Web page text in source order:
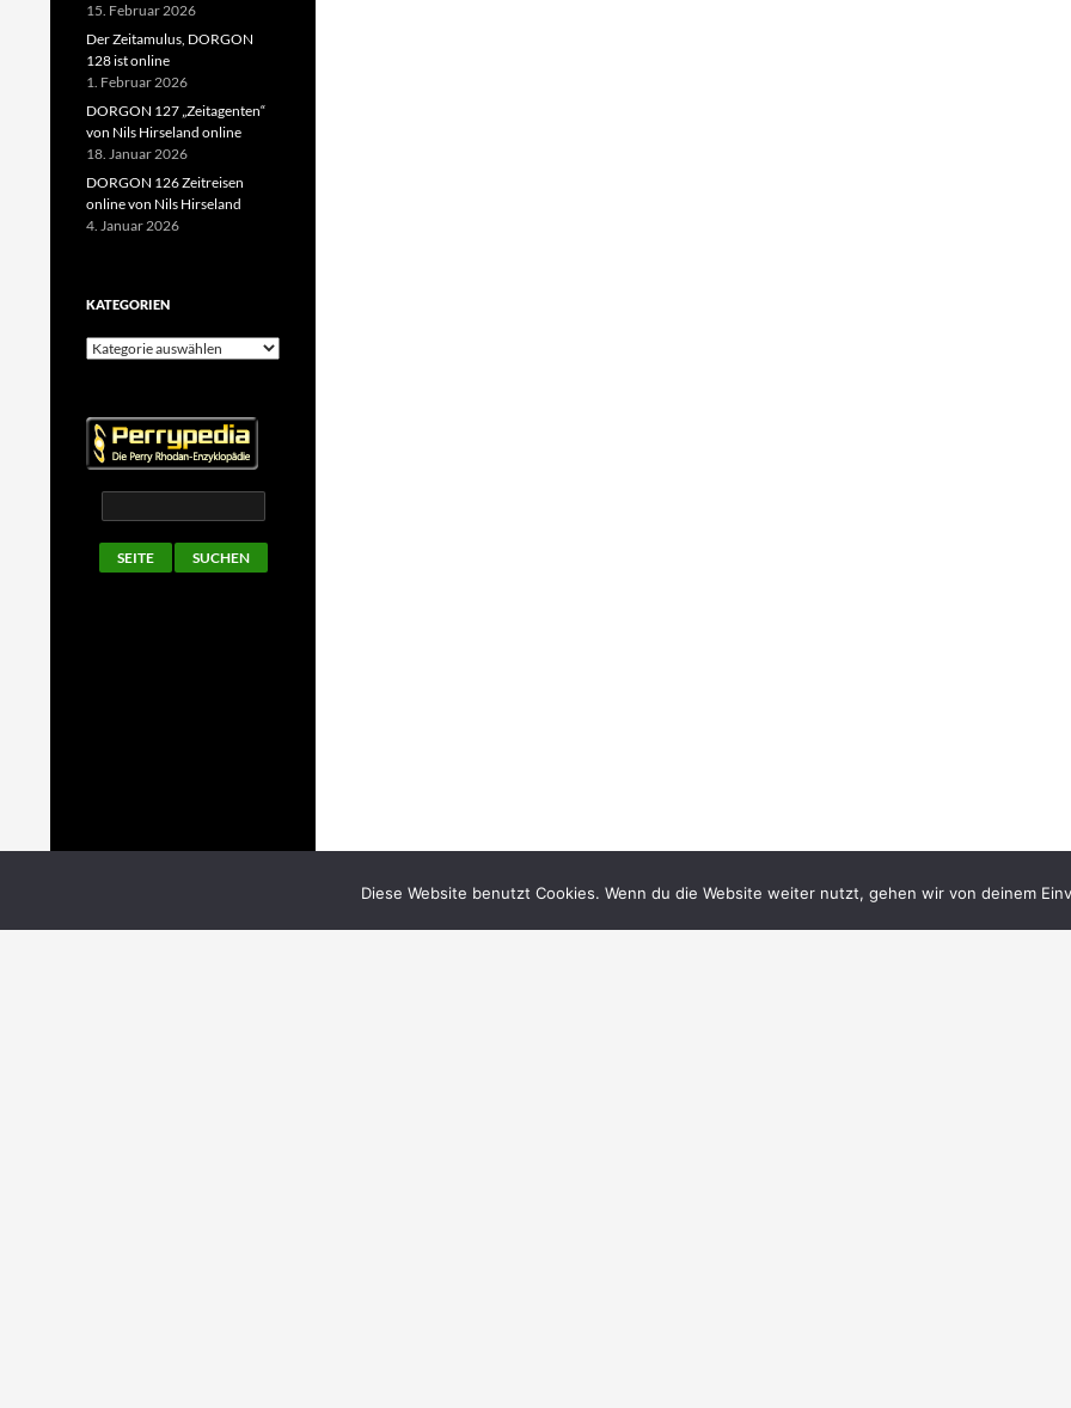
15. Februar 2026
Der Zeitamulus, DORGON
128 ist online
1. Februar 2026
DORGON 127 „Zeitagenten“
von Nils Hirseland online
18. Januar 2026
DORGON 126 Zeitreisen
online von Nils Hirseland
4. Januar 2026
KATEGORIEN
Kategorien
Diese Website benutzt Cookies. Wenn du die Website weiter nutzt, gehen wir von deinem